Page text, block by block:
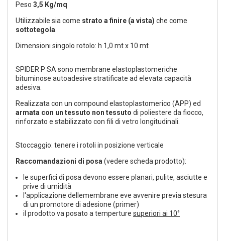
Peso 3,5 Kg/mq
Utilizzabile sia come strato a finire (a vista) che come
sottotegola
Dimensioni singolo rotolo: h 1,0 mt x 10 mt
SPIDER P SA sono membrane elastoplastomeriche
bituminose autoadesive stratificate ad elevata capacità
adesiva.
Realizzata con un compound elastoplastomerico (APP) ed
armata con un tessuto non tessuto di poliestere da fiocco,
rinforzato e stabilizzato con fili di vetro longitudinali.
Stoccaggio: tenere i rotoli in posizione verticale
Raccomandazioni di posa (vedere scheda prodotto):
le superfici di posa devono essere planari, pulite, asciutte e
prive di umidità
l'applicazione dellemembrane eve avvenire previa stesura
di un promotore di adesione (primer)
il prodotto va posato a temperture superiori ai 10°